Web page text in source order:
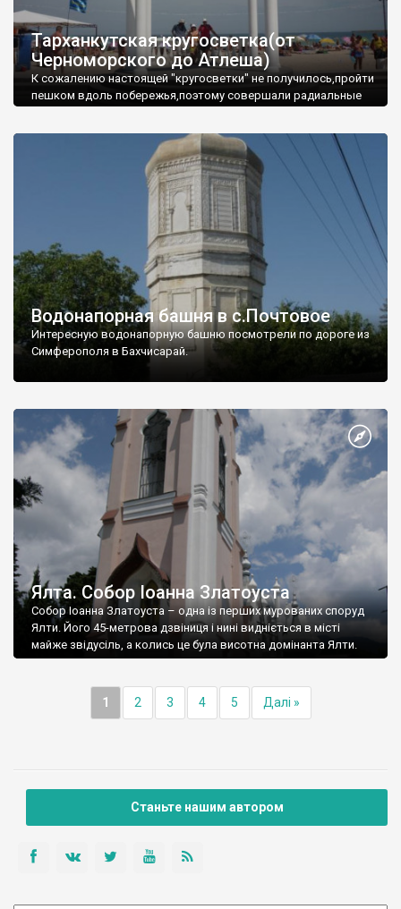
Тарханкутская кругосветка(от
Черноморского до Атлеша)
К сожалению настоящей "кругосветки" не получилось,пройти
пешком вдоль побережья,поэтому совершали радиальные
Водонапорная башня в с.Почтовое
Интересную водонапорную башню посмотрели по дороге из
Симферополя в Бахчисарай.
Ялта. Собор Іоанна Златоуста
Собор Іоанна Златоуста – одна із перших мурованих споруд
Ялти. Його 45-метрова дзвіниця і нині видніється в місті
майже звідусіль, а колись це була висотна домінанта Ялти.
1 2 3 4 5 Далі »
Станьте нашим автором